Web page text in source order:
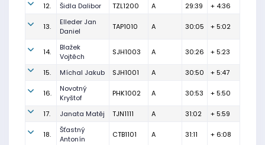
12. Šidla Dalibor TZL1200 A 29:39 + 4:36
13.
Elleder Jan
Daniel
TAP1010 A 30:05 + 5:02
14.
Blažek
Vojtěch
SJH1003 A 30:26 + 5:23
15. Míchal Jakub SJH1001 A 30:50 + 5:47
16.
Novotný
Kryštof
PHK1002 A 30:53 + 5:50
17. Janata Matěj TJN1111 A 31:02 + 5:59
18.
Šťastný
Antonín
CTB1101 A 31:11 + 6:08